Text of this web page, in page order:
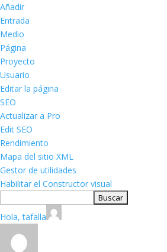
disponibles
comentarios
en
moderación
Añadir
Entrada
Medio
Página
Proyecto
Usuario
Editar la página
SEO
Actualizar a Pro
Edit SEO
Rendimiento
Mapa del sitio XML
Gestor de utilidades
Habilitar el Constructor visual
Buscar
Hola,tafalla